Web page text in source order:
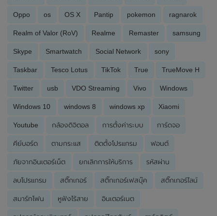
Oppo os OS X Pantip pokemon ragnarok
Realm of Valor (RoV) Realme Remaster samsung
Skype Smartwatch Social Network sony
Taskbar Tesco Lotus TikTok True TrueMove H
Twitter usb VDO Streaming Vivo Windows
Windows 10 windows 8 windows xp Xiaomi
Youtube กล้องดิจิตอล การตั้งค่าระบบ การ์ดจอ
คีย์บอร์ด ตามกระแส ติดตั้งโปรแกรม ฟอนต์
ภัยจากอินเตอร์เน็ต ยกเลิกการให้บริการ รหัสผ่าน
ลบโปรแกรม สติ๊กเกอร์ สติ๊กเกอร์เฟสบุ๊ค สติ๊กเกอร์ไลน์
สมาร์ทโฟน หูฟังไร้สาย อินเตอร์เนต